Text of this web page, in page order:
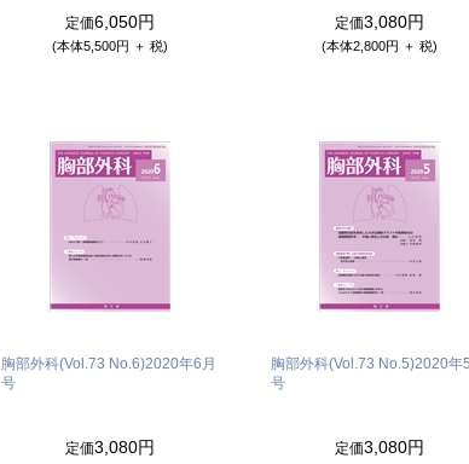
定価6,050円
(本体5,500円 ＋ 税)
定価3,080円
(本体2,800円 ＋ 税)
胸部外科(Vol.73 No.6)2020年6月
号
定価3,080円
胸部外科(Vol.73 No.5)2020年
号
定価3,080円